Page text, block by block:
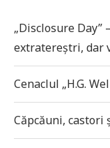
„Disclosure Day”
extratereștri, dar
Cenaclul „H.G.
Căpcăuni,